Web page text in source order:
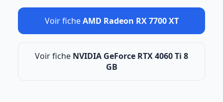
Voir ficheAMD Radeon RX 7700 XT
Voir fiche NVIDIA GeForce RTX 4060 Ti 8
GB